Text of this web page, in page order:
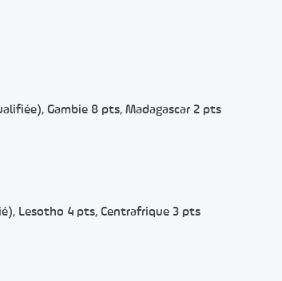
Gambie 8 pts, Madagascar 2 pts
Lesotho 4 pts, Centrafrique 3 pts